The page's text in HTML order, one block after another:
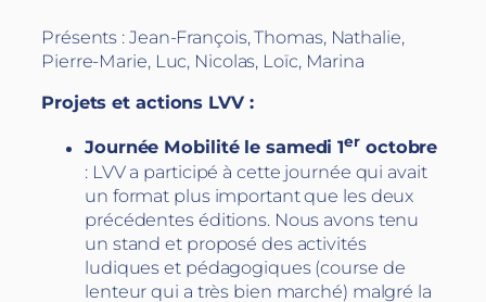
Présents : Jean-François, Thomas, Nathalie,
Pierre-Marie, Luc, Nicolas, Loïc, Marina
Projets et actions LVV :
Journée Mobilité le samedi 1er octobre
: LVV a participé à cette journée qui avait
un format plus important que les deux
précédentes éditions. Nous avons tenu
un stand et proposé des activités
ludiques et pédagogiques (course de
lenteur qui a très bien marché) malgré la